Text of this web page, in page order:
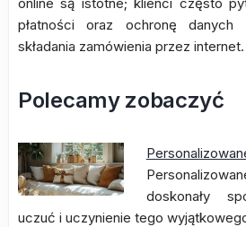
płatności oraz ochronę danych
składania zamówienia przez internet.
Polecamy zobaczyć
doskonały
uczuć i uczynienie tego